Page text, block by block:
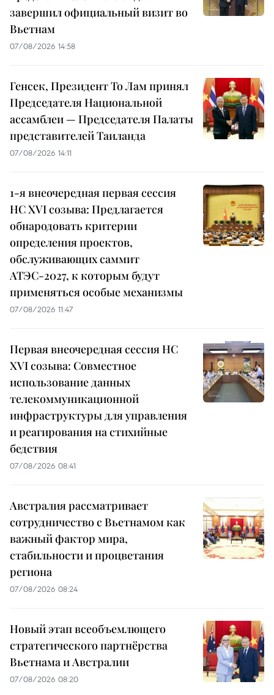
завершил официальный визит во
Вьетнам
07/08/2026 14:58
Генсек, Президент То Лам принял
Председателя Национальной
ассамблеи — Председателя Палаты
представителей Таиланда
07/08/2026 14:11
1-я внеочередная первая сессия
НС XVI созыва: Предлагается
обнародовать критерии
определения проектов,
обслуживающих саммит
АТЭС-2027, к которым будут
применяться особые механизмы
07/08/2026 11:47
Первая внеочередная сессия НС
XVI созыва: Совместное
использование данных
телекоммуникационной
инфраструктуры для управления
и реагирования на стихийные
бедствия
07/08/2026 08:41
Австралия рассматривает
сотрудничество с Вьетнамом как
важный фактор мира,
стабильности и процветания
региона
07/08/2026 08:24
Новый этап всеобъемлющего
стратегического партнёрства
Вьетнама и Австралии
07/08/2026 08:20